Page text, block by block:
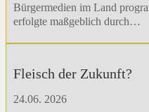
Bürgermedien im Land
erfolgte maßgeblich durch…
Fleisch der Zukunft?
24.06. 2026